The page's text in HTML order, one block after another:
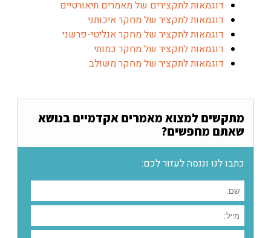
לתקצירים של מאמרים תיאורטיים
לתקציר של מחקר איכותני
לתקציר של מחקר אנליטי-פרשני
לתקציר של מחקר כמותי
לתקציר של מחקר משולב
למצוא מאמרים אקדמיים בנושא
מחפשים?
וננסה לעזור לכם: